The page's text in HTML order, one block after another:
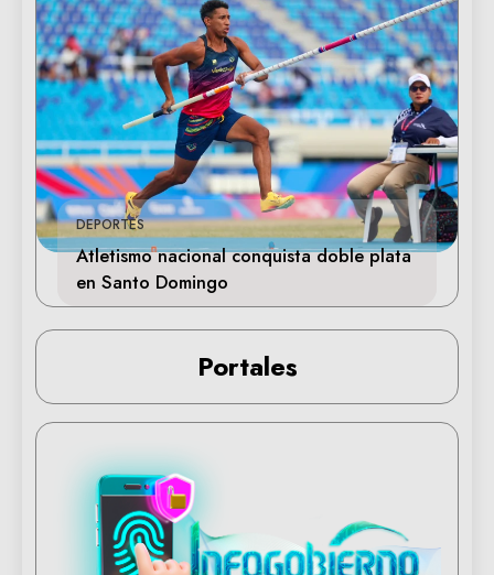
DEPORTES
Atletismo nacional conquista doble plata
en Santo Domingo
Portales